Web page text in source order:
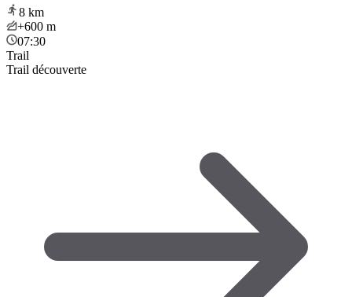
8 km
+600 m
07:30
Trail
Trail découverte